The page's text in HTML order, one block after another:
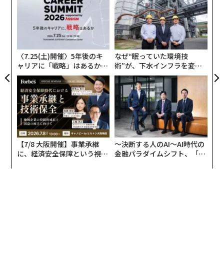
〈7.25(土)開催〉5年後のキ
ャリアに「戦略」はあるか。
トップエグゼクティブのキャ
リアに触れる1日│CAREER S
UMMIT 2026
なぜ“眠っていた環境技
術”が、下水インフラを変え
たのか──産総研×月島JFE
アクアソリューションの10年
【7/8 大阪開催】事業承継
に、経済安全保障という視点
〜決断する人のAI〜AI時代の
金融パラダイムシフト、「超